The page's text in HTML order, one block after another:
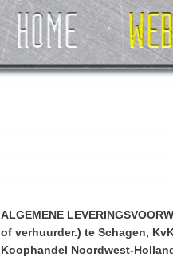
ALGEMENE
of verhuurder.) te Schagen,
Koophandel Noordwest-